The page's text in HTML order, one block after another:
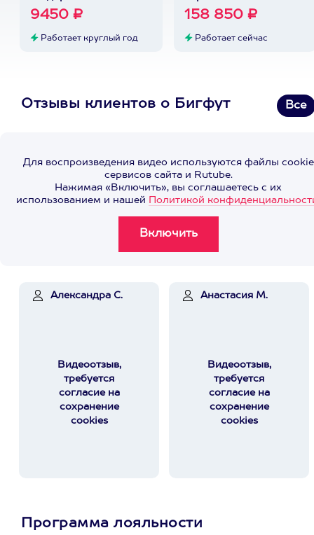
9450 ₽
Работает круглый год
158 850 ₽
Работает сейчас
Отзывы клиентов о Бигфут Все
Для воспроизведения видео используются файлы cookie
сервисов сайта и Rutube.
Нажимая «Включить», вы соглашаетесь с их
использованием и нашей Политикой
Александра С.
Видеоотзыв,
требуется
согласие на
сохранение
cookies
Анастасия М.
Видеоотзыв,
требуется
согласие на
сохранение
cookies
Программа лояльности